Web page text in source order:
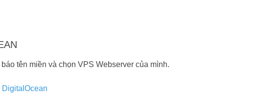
tên miền và chọn VPS Webserver của mình.